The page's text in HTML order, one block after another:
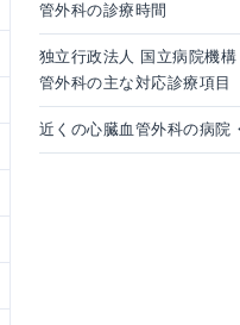
管外科の診療時間
独立行政法人 国立病院機
管外科の主な対応診療項目
近くの心臓血管外科の病院